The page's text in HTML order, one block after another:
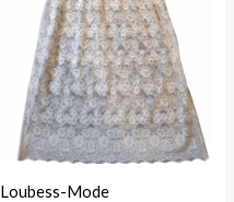
Loubess-Mode